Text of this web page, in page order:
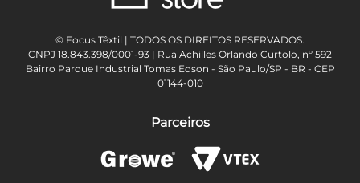
© Focus Têxtil | TODOS OS DIREITOS RESERVADOS.
CNPJ 18.843.398/0001-93 | Rua Achilles Orlando Curtolo, nº 592
Bairro Parque Industrial Tomas Edson - São Paulo/SP - BR - CEP
01144-010
Parceiros